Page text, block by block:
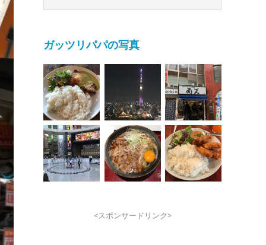
ガッツリパパの写真
<スポンサードリンク>